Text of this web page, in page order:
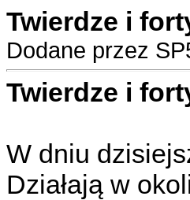
Twierdze i
Dodane przez
Twierdze i
W dniu
Działają w